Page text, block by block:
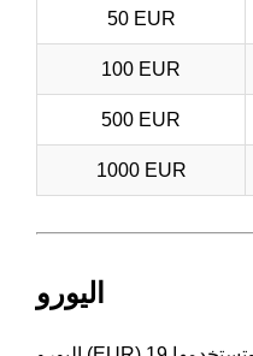
50 EUR
100 EUR
500 EUR
1000 EUR
اليورو